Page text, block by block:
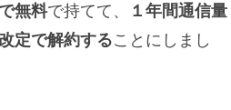
無料で持てて、
１年間通信量
定で解約することにしまし